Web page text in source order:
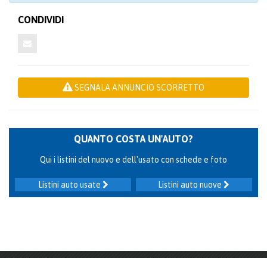
CONDIVIDI
SEGNALA ANNUNCIO SCORRETTO
QUANTO COSTA UN'AUTO?
Qui i listini del nuovo e dell'usato con schede e foto
Listini auto nuove
Listini auto usate